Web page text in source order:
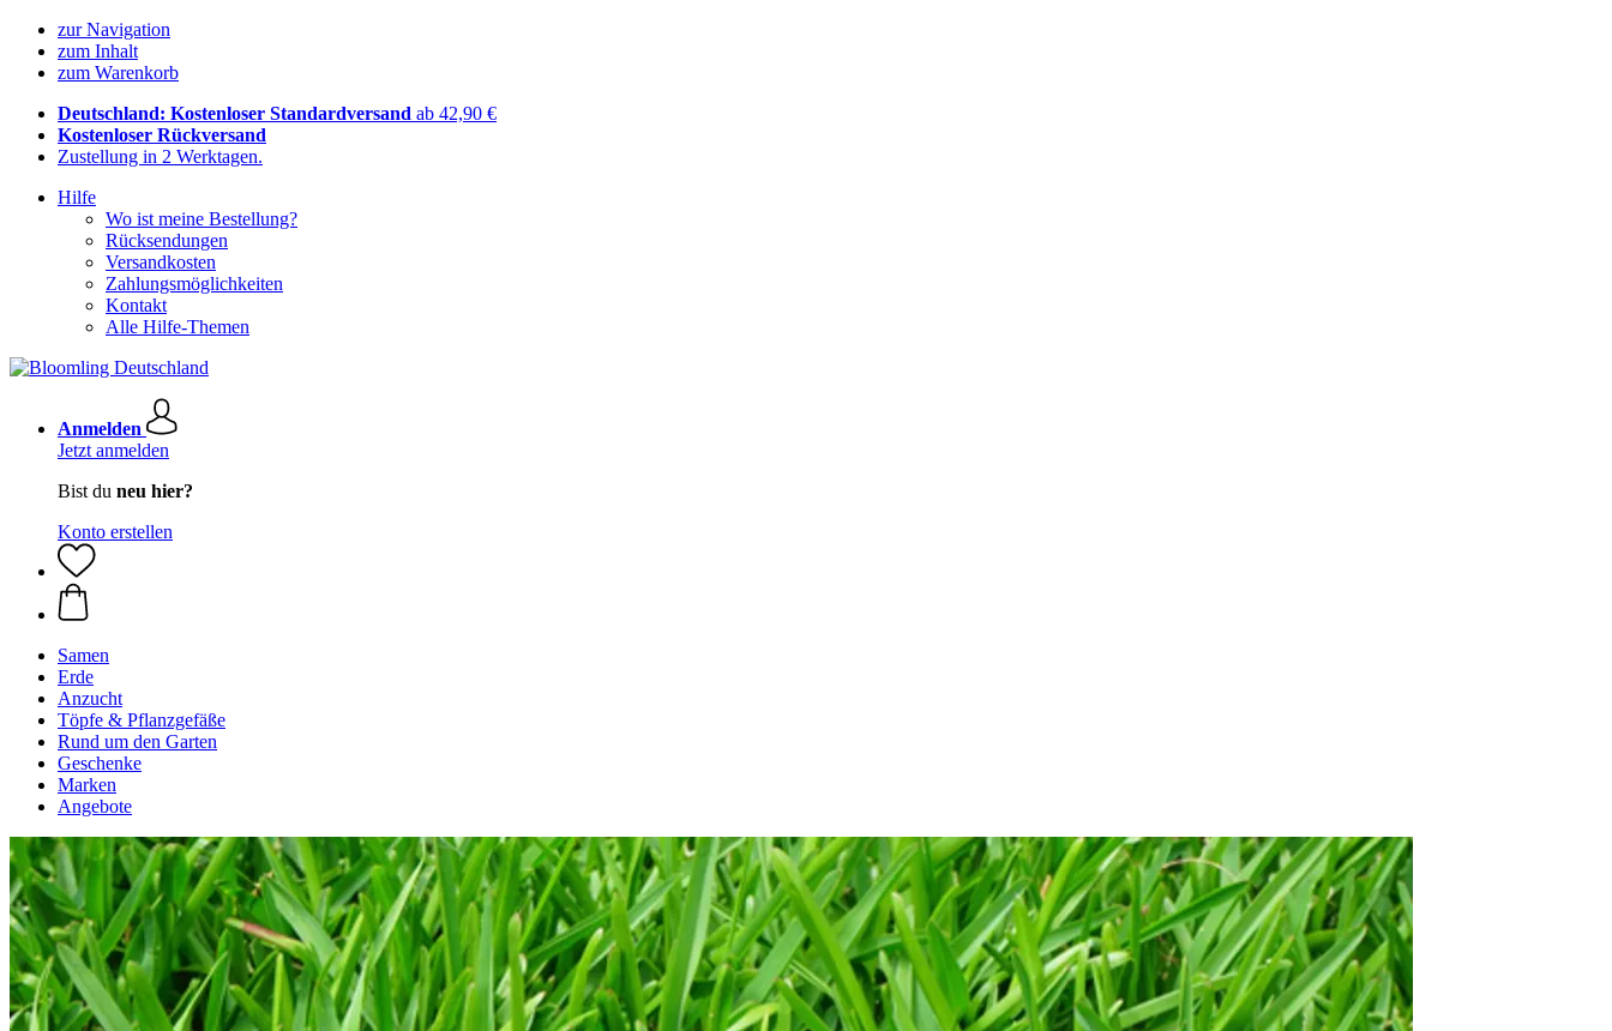
zur Navigation
zum Inhalt
zum Warenkorb
Deutschland: Kostenloser Standardversand ab 42,90 €
Kostenloser Rückversand
Zustellung in 2 Werktagen.
Hilfe
Wo ist meine Bestellung?
Rücksendungen
Versandkosten
Zahlungsmöglichkeiten
Kontakt
Alle Hilfe-Themen
Anmelden
Jetzt anmelden
Bist du neu hier?
Konto erstellen
Samen
Erde
Anzucht
Töpfe & Pflanzgefäße
Rund um den Garten
Geschenke
Marken
Angebote